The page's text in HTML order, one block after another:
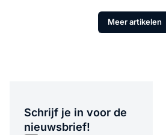
Meer artikelen
Schrijf je in voor de
nieuwsbrief!